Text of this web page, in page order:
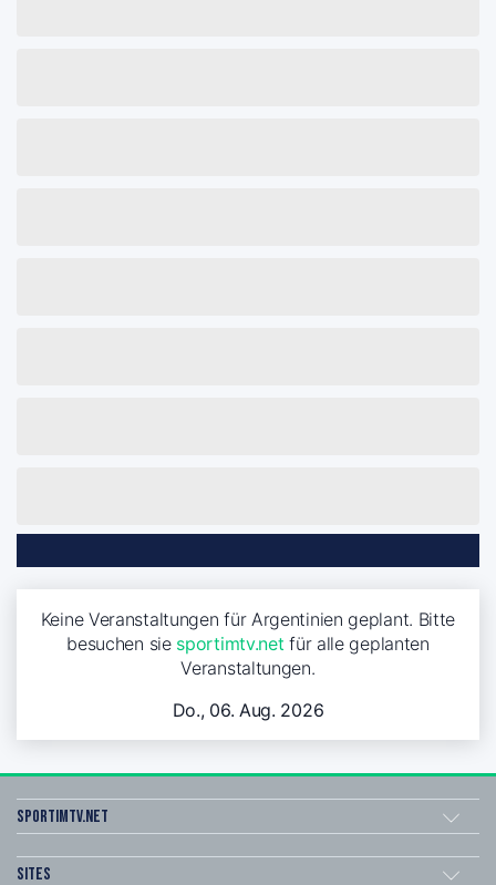
Keine Veranstaltungen für Argentinien geplant. Bitte
besuchen sie sportimtv.net für alle geplanten
Veranstaltungen.
Do., 06. Aug. 2026
sportimtv.net
Sites